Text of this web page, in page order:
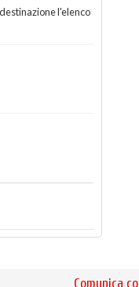
l'elenco
Comunica